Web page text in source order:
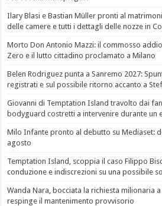
Ilary Blasi e Bastian Müller pronti al
delle camere e tutti i dettagli delle nozze in
Morto Don Antonio Mazzi: il commosso
Zero e il lutto cittadino proclamato a Milano
Belen Rodriguez punta a Sanremo 2027:
registrati e sul possibile ritorno accanto a
Giovanni di Temptation Island travolto dai
bodyguard costretti a intervenire durante un
Milo Infante pronto al debutto su Mediaset:
agosto
Temptation Island, scoppia il caso Filippo
conduzione e indiscrezioni su una possibile
Wanda Nara, bocciata la richiesta milionaria
respinge il mantenimento provvisorio